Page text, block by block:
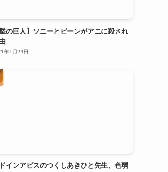
撃の巨人】ソニーとビーンがアニに殺され
年1月24日
インアビスのつくしあきひと先生、色弱